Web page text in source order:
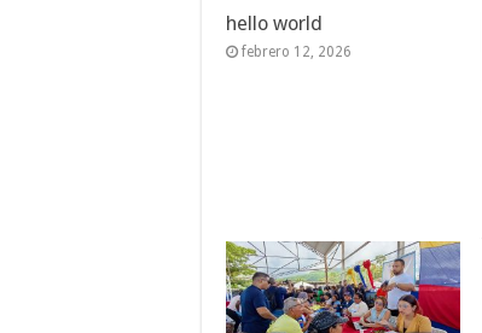
hello world
febrero 12, 2026